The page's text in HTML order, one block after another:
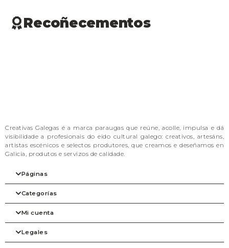
Recoñecementos
Creativas Galegas é a marca paraugas que reúne, acolle, impulsa e dá
visibilidade a profesionais do eido cultural galego: creativos, artesáns,
artistas escénicos e selectos produtores, que creamos e deseñamos en
Galicia, produtos e servizos de calidade.
Páginas
As marcas
Tienda
Blog
Contacto
Categorías
Complementos
Despensa
Mi cuenta
Mi cuenta
Legales